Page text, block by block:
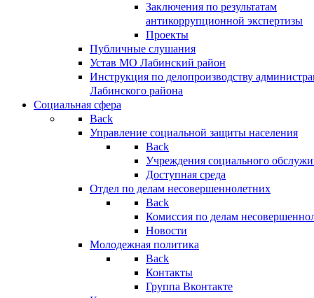
Заключения по результатам
антикоррупционной экспертизы
Проекты
Публичные слушания
Устав МО Лабинский район
Инструкция по делопроизводству
Лабинского района
Социальная сфера
Back
Управление социальной защиты населения
Back
Учреждения социального
Доступная среда
Отдел по делам несовершеннолетних
Back
Комиссия по делам
Новости
Молодежная политика
Back
Контакты
Группа Вконтакте